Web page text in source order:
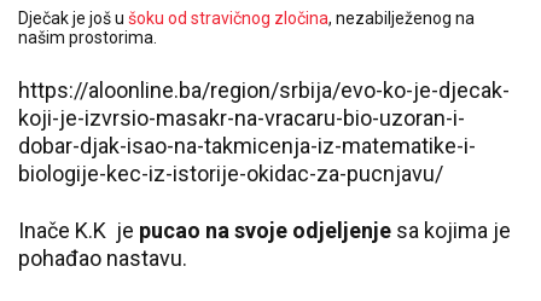
Dječak je još u šoku od stravičnog zločina, nezabilježenog na
našim prostorima.
https://aloonline.ba/region/srbija/evo-ko-je-djecak-
koji-je-izvrsio-masakr-na-vracaru-bio-uzoran-i-
dobar-djak-isao-na-takmicenja-iz-matematike-i-
biologije-kec-iz-istorije-okidac-za-pucnjavu/
Inače K.K je pucao na svoje odjeljenje sa kojima je
pohađao nastavu.